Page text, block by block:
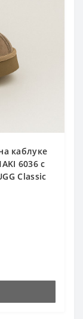
каблуке
6036 с
Classic